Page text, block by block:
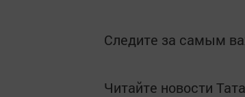
Следите за самым
Читайте новости